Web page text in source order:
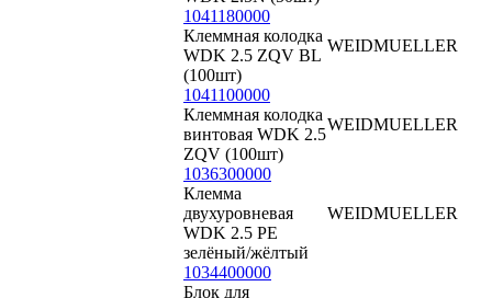
1041180000
Клеммная колодка
WDK 2.5 ZQV BL
(100шт)
WEIDMUELLER
1041100000
Клеммная колодка
винтовая WDK 2.5
ZQV (100шт)
WEIDMUELLER
1036300000
Клемма
двухуровневая
WDK 2.5 PE
зелёный/жёлтый
WEIDMUELLER
1034400000
Блок для